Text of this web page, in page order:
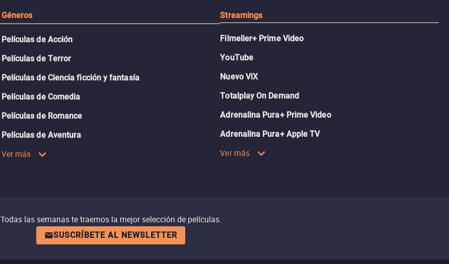
Géneros
Películas de Acción
Películas de Terror
Películas de Ciencia ficción y fantasía
Películas de Comedia
Películas de Romance
Películas de Aventura
Ver más
Streamings
Filmelier+ Prime Video
YouTube
Nuevo ViX
Totalplay On Demand
Adrenalina Pura+ Prime Video
Adrenalina Pura+ Apple TV
Ver más
Todas las semanas te traemos la mejor selección de películas.
SUSCRÍBETE AL NEWSLETTER